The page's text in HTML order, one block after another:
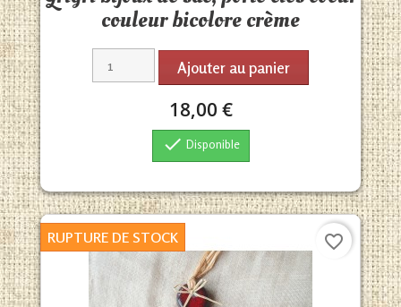
couleur bicolore crème
Ajouter au panier
18,00 €
 Disponible
RUPTURE DE STOCK favorite_border